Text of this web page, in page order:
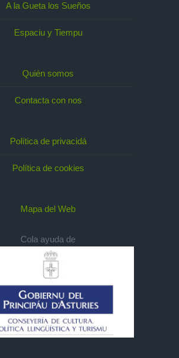
A la Gueta los Sueños
Espaciu y Tiempu
Quién somos
Contacta con nos
Política de privacidá
Política de cookies
Mapa del Web
Cola ayuda de